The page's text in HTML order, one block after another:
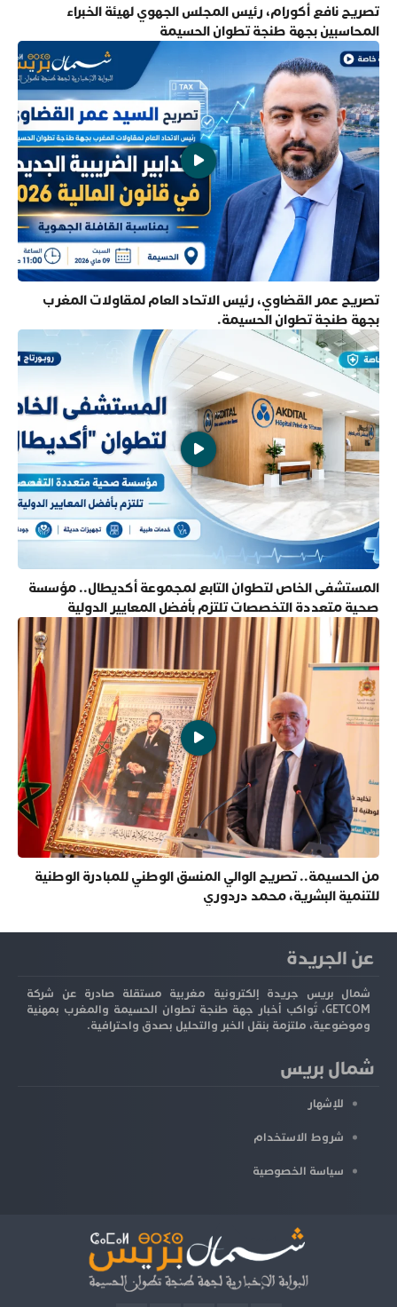
تصريح نافع أكورام، رئيس المجلس الجهوي لهيئة الخبراء
المحاسبين بجهة طنجة تطوان الحسيمة
تصريح عمر القضاوي، رئيس الاتحاد العام لمقاولات المغرب
بجهة طنجة تطوان الحسيمة.
المستشفى الخاص لتطوان التابع لمجموعة أكديطال.. مؤسسة
صحية متعددة التخصصات تلتزم بأفضل المعايير الدولية
من الحسيمة.. تصريح الوالي المنسق الوطني للمبادرة الوطنية
للتنمية البشرية، محمد دردوري
عن الجريدة
شمال بريس جريدة إلكترونية مغربية مستقلة صادرة عن شركة
GETCOM، تُواكب أخبار جهة طنجة تطوان الحسيمة والمغرب بمهنية
وموضوعية، ملتزمة بنقل الخبر والتحليل بصدق واحترافية.
شمال بريس
للإشهار
شروط الاستخدام
سياسة الخصوصية